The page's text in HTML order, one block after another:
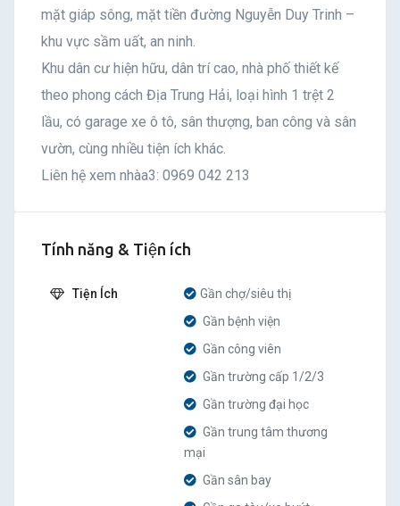
mặt giáp sông, mặt tiền đường Nguyễn Duy Trinh –
khu vực sầm uất, an ninh.
Khu dân cư hiện hữu, dân trí cao, nhà phố thiết kế
theo phong cách Địa Trung Hải, loại hình 1 trệt 2
lầu, có garage xe ô tô, sân thượng, ban công và sân
vườn, cùng nhiều tiện ích khác.
Liên hệ xem nhàa3: 0969 042 213
Tính năng & Tiện ích
Tiện Ích
Gần chợ/siêu thị
Gần bệnh viện
Gần công viên
Gần trường cấp 1/2/3
Gần trường đại học
Gần trung tâm thương
mại
Gần sân bay